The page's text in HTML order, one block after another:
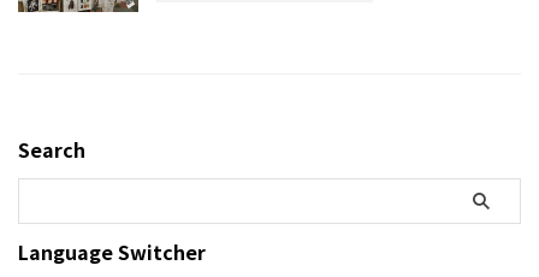
Search
Language Switcher